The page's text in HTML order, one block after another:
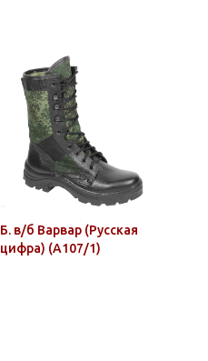
Б. в/б Варвар (Русская
цифра) (А107/1)